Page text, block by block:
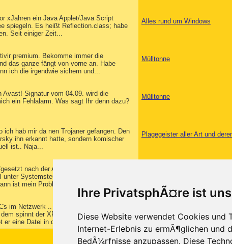
Ihre PrivatsphÃ¤re ist
Diese Website verwendet Cookies und
Internet-Erlebnis zu ermÃ¶glichen und
BedÃ¼rfnisse anzupassen. Diese
xJahren ein Java Applet/Java Script
spiegeln. Es heißt Reflection.class; habe
Seit einiger Zeit...
Alles rund um Windows
premium. Bekomme immer die
das ganze fängt von vorne an. Habe
ich die irgendwie sichern und...
Mülltonne
Avast!-Signatur vom 04.09. wird die
ein Fehlalarm. Was sagt Ihr denn dazu?
Mülltonne
hab mir da nen Trojaner gefangen. Den
ihn erkannt hatte, sondern komischer
ist.. Naja...
Plagegeister aller Art und
nach der Anleitung hier im Board.
Systemsteuerung - Windows Update
ist mein Problem...
im Netzwerk .. einen mit Win Xp und der
spinnt der XP Rechner. Er kann vom
eine Datei in den...